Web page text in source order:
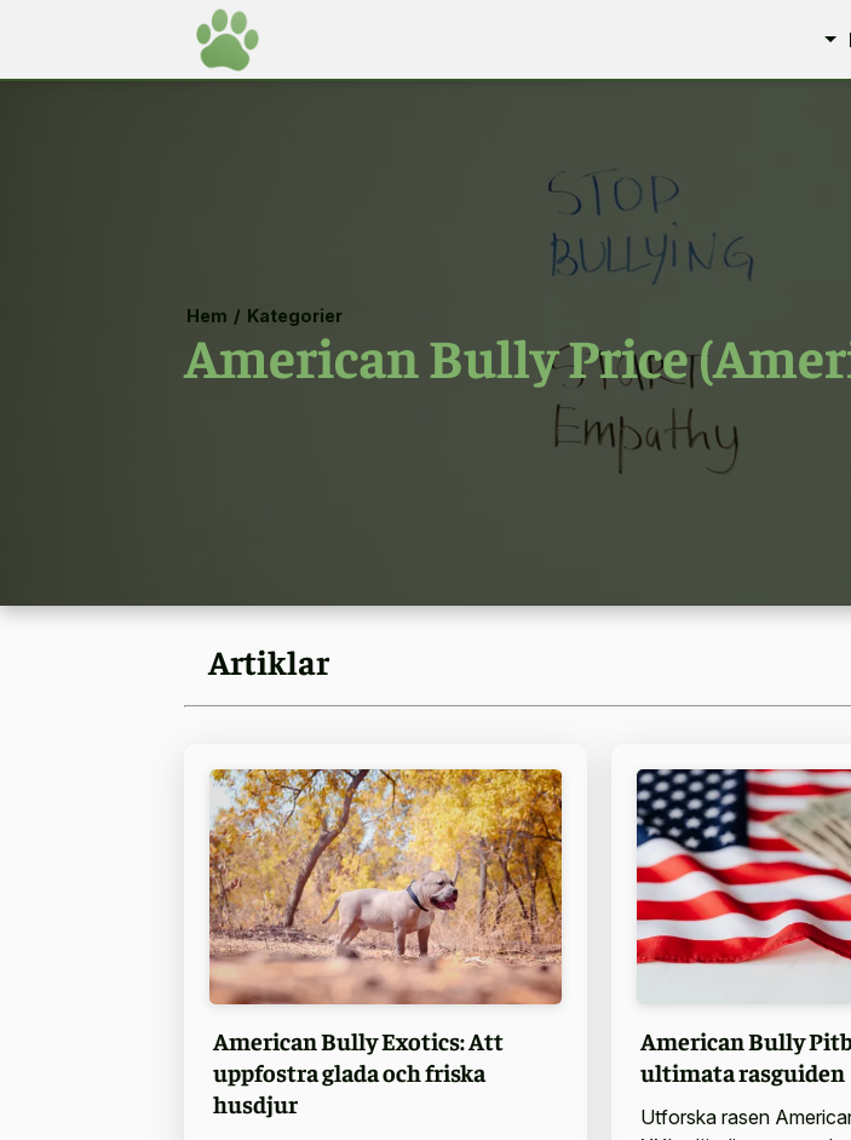
Hem / Kategorier
American Bully Price
Artiklar
American Bully Exotics: Att
uppfostra glada och friska
husdjur
American Bully
ultimata rasguiden
Utforska rasen